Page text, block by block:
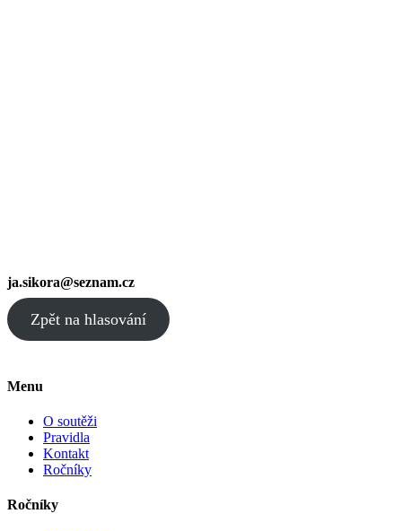
ja.sikora@seznam.cz
Zpět na hlasování
Menu
O soutěži
Pravidla
Kontakt
Ročníky
Ročníky